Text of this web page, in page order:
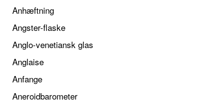
Anhæftning
Angster-flaske
Anglo-venetiansk glas
Anglaise
Anfange
Aneroidbarometer